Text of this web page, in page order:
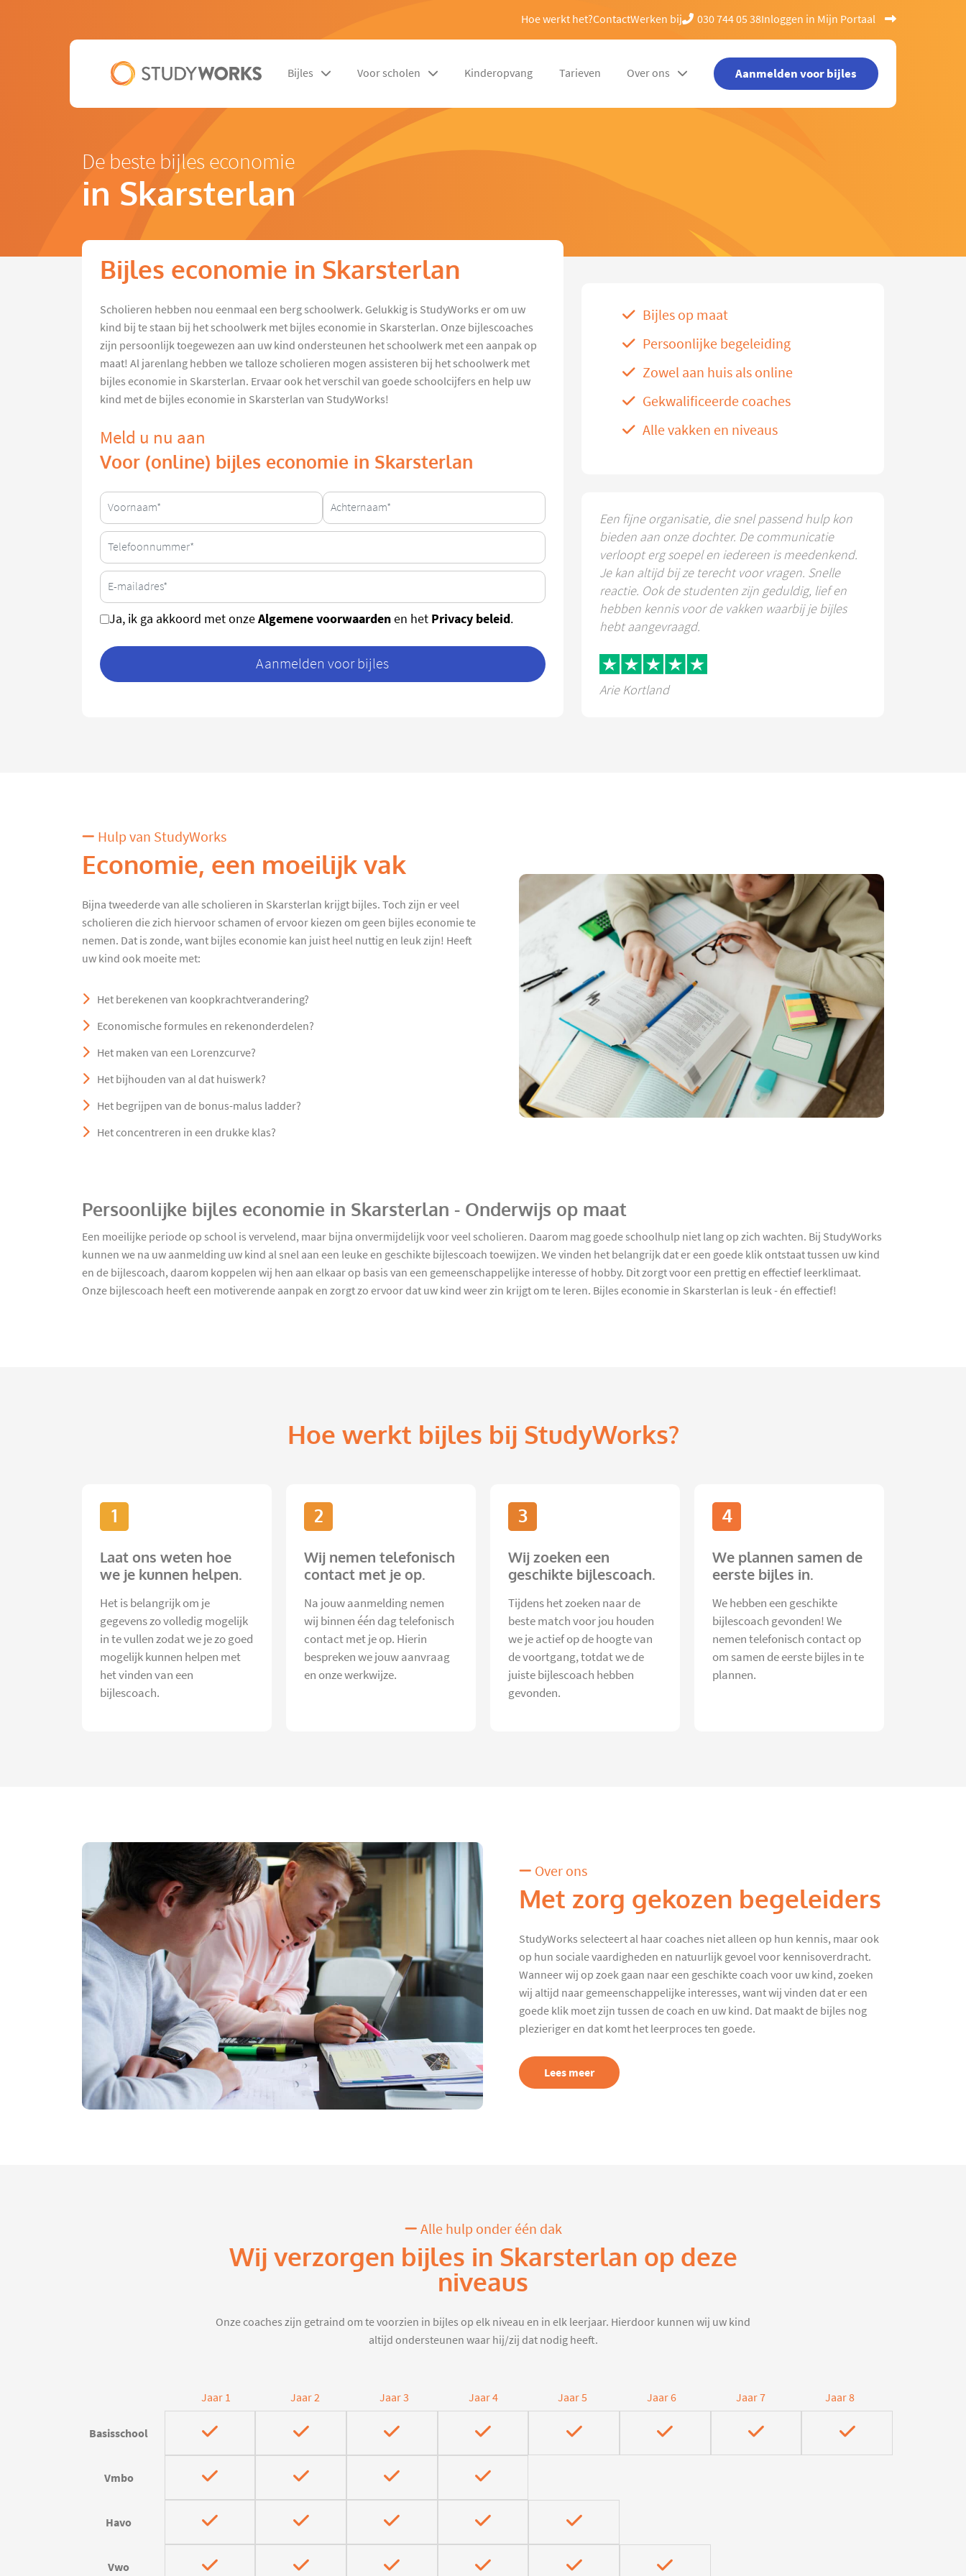
Hoe werkt het?ContactWerken bij 030 744 05 38Inloggen in Mijn Portaal
Bijles Voor scholen Kinderopvang Tarieven Over ons Aanmelden voor bijles
De beste bijles economie
in Skarsterlan
Bijles economie in Skarsterlan
Scholieren hebben nou eenmaal een berg schoolwerk. Gelukkig is StudyWorks er om uw
kind bij te staan bij het schoolwerk met bijles economie in Skarsterlan. Onze bijlescoaches
zijn persoonlijk toegewezen aan uw kind ondersteunen het schoolwerk met een aanpak op
maat! Al jarenlang hebben we talloze scholieren mogen assisteren bij het schoolwerk met
bijles economie in Skarsterlan. Ervaar ook het verschil van goede schoolcijfers en help uw
kind met de bijles economie in Skarsterlan van StudyWorks!
Meld u nu aan
Voor (online) bijles economie in Skarsterlan
Ja, ik ga akkoord met onzeAlgemene voorwaardenen het Privacy beleid.
Aanmelden voor bijles
Bijles op maat
Persoonlijke begeleiding
Zowel aan huis als online
Gekwalificeerde coaches
Alle vakken en niveaus
Een fijne organisatie, die snel passend hulp kon
bieden aan onze dochter. De communicatie
verloopt erg soepel en iedereen is meedenkend.
Je kan altijd bij ze terecht voor vragen. Snelle
reactie. Ook de studenten zijn geduldig, lief en
hebben kennis voor de vakken waarbij je bijles
hebt aangevraagd.
Arie Kortland
Hulp van StudyWorks
Economie, een moeilijk vak
Bijna tweederde van alle scholieren in Skarsterlan krijgt bijles. Toch zijn er veel
scholieren die zich hiervoor schamen of ervoor kiezen om geen bijles economie te
nemen. Dat is zonde, want bijles economie kan juist heel nuttig en leuk zijn! Heeft
uw kind ook moeite met:
Het berekenen van koopkrachtverandering?
Economische formules en rekenonderdelen?
Het maken van een Lorenzcurve?
Het bijhouden van al dat huiswerk?
Het begrijpen van de bonus-malus ladder?
Het concentreren in een drukke klas?
Persoonlijke bijles economie in Skarsterlan - Onderwijs op maat
Een moeilijke periode op school is vervelend, maar bijna onvermijdelijk voor veel scholieren. Daarom mag goede schoolhulp niet lang op zich wachten. Bij StudyWorks
kunnen we na uw aanmelding uw kind al snel aan een leuke en geschikte bijlescoach toewijzen. We vinden het belangrijk dat er een goede klik ontstaat tussen uw kind
en de bijlescoach, daarom koppelen wij hen aan elkaar op basis van een gemeenschappelijke interesse of hobby. Dit zorgt voor een prettig en effectief leerklimaat.
Onze bijlescoach heeft een motiverende aanpak en zorgt zo ervoor dat uw kind weer zin krijgt om te leren. Bijles economie in Skarsterlan is leuk - én effectief!
Hoe werkt bijles bij StudyWorks?
1
Laat ons weten hoe
we je kunnen helpen.
Het is belangrijk om je
gegevens zo volledig mogelijk
in te vullen zodat we je zo goed
mogelijk kunnen helpen met
het vinden van een
bijlescoach.
2
Wij nemen telefonisch
contact met je op.
Na jouw aanmelding nemen
wij binnen één dag telefonisch
contact met je op. Hierin
bespreken we jouw aanvraag
en onze werkwijze.
3
Wij zoeken een
geschikte bijlescoach.
Tijdens het zoeken naar de
beste match voor jou houden
we je actief op de hoogte van
de voortgang, totdat we de
juiste bijlescoach hebben
gevonden.
4
We plannen samen de
eerste bijles in.
We hebben een geschikte
bijlescoach gevonden! We
nemen telefonisch contact op
om samen de eerste bijles in te
plannen.
Over ons
Met zorg gekozen begeleiders
StudyWorks selecteert al haar coaches niet alleen op hun kennis, maar ook
op hun sociale vaardigheden en natuurlijk gevoel voor kennisoverdracht.
Wanneer wij op zoek gaan naar een geschikte coach voor uw kind, zoeken
wij altijd naar gemeenschappelijke interesses, want wij vinden dat er een
goede klik moet zijn tussen de coach en uw kind. Dat maakt de bijles nog
plezieriger en dat komt het leerproces ten goede.
Lees meer
Alle hulp onder één dak
Wij verzorgen bijles in Skarsterlan op deze
niveaus
Onze coaches zijn getraind om te voorzien in bijles op elk niveau en in elk leerjaar. Hierdoor kunnen wij uw kind
altijd ondersteunen waar hij/zij dat nodig heeft.
Jaar 1 Jaar 2 Jaar 3 Jaar 4 Jaar 5 Jaar 6 Jaar 7 Jaar 8
Basisschool
Vmbo
Havo
Vwo